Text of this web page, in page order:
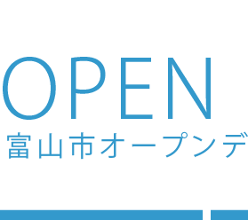
Skip to main content